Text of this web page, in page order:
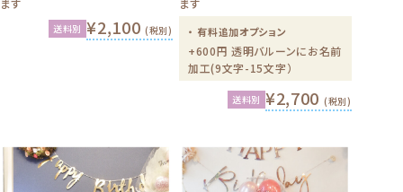
ます
送料別 ¥2,100(税別)
ます
・ 有料追加オプション
+600円 透明バルーンにお名前
加工(9文字-15文字）
送料別 ¥2,700 (税別)